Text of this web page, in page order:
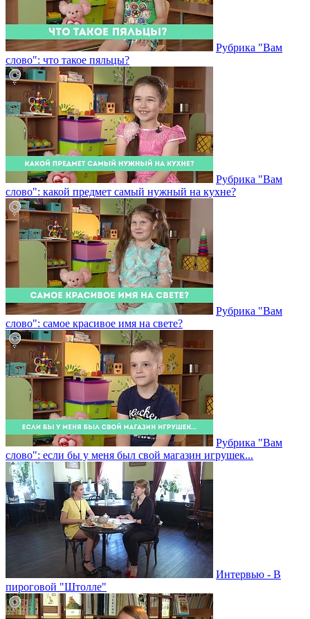
Рубрика "Вам
слово": что такое пяльцы?
Рубрика "Вам
слово": какой предмет самый нужный на кухне?
Рубрика "Вам
слово": самое красивое имя на свете?
Рубрика "Вам
слово": если бы у меня был свой магазин игрушек...
Интервью - В
пироговой "Штолле"